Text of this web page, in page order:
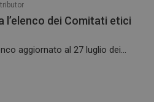
l’elenco dei Comitati etici
aggiornato al 27 luglio dei...